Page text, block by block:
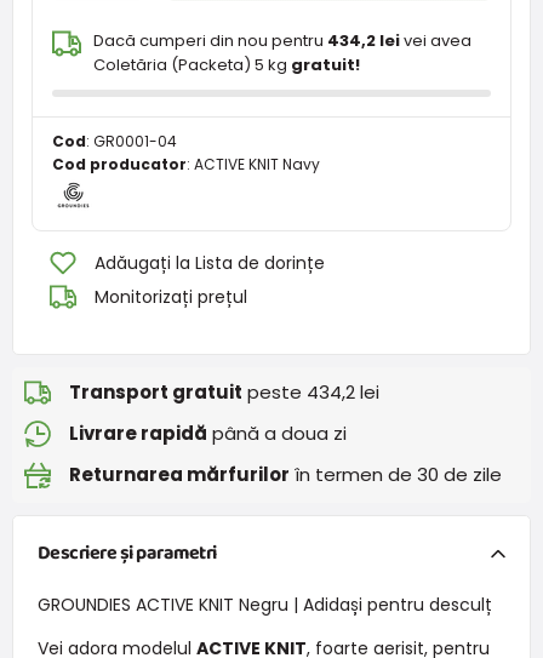
Dacă cumperi din nou pentru 434,2 leivei avea
Coletăria (Packeta) 5 kg gratuit!
Cod: GR0001-04
Cod producator: ACTIVE KNIT Navy
Adăugați la Lista de dorințe
Monitorizați prețul
Transport gratuit peste 434,2 lei
Livrare rapidă până a doua zi
Returnarea mărfurilor în termen de 30 de zile
Descriere și parametri
GROUNDIES ACTIVE KNIT Negru | Adidași pentru desculț
Vei adora modelul ACTIVE KNIT, foarte aerisit, pentru